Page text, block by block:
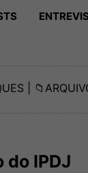
| 📁
IPDJ